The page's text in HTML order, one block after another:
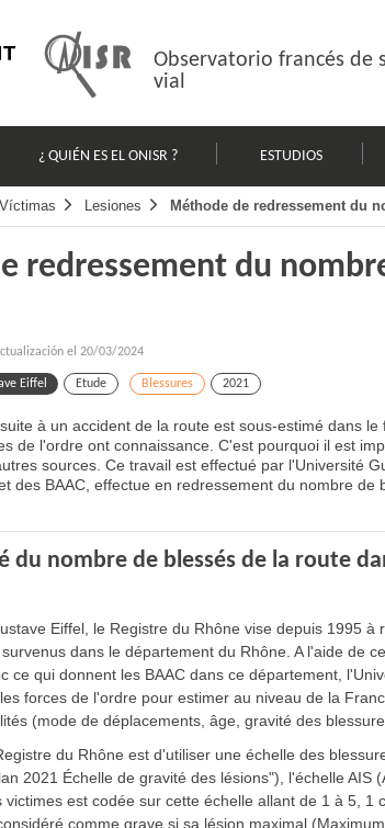
Observatorio francés de
vial
¿ QUIÉN ES EL ONISR ? ESTUDIOS
Víctimas Lesiones Méthode de redressement du
redressement du
el 20/03/2024
Eiffel Etude Blessures 2021
à un accident de la route est sous-estimé dans
de l'ordre ont connaissance. C'est pourquoi il est
sources. Ce travail est effectué par l'Université
des BAAC, effectue en redressement du nombre de
du nombre de blessés de la route
Eiffel, le Registre du Rhône vise depuis 1995 à
dans le département du Rhône. A l'aide de
ce qui donnent les BAAC dans ce département,
forces de l'ordre pour estimer au niveau de la
(mode de déplacements, âge, gravité des
du Rhône est d'utiliser une échelle des
2021 Échelle de gravité des lésions"), l'échelle AIS
victimes est codée sur cette échelle allant de 1 à 5, 1
comme grave si sa lésion maximal